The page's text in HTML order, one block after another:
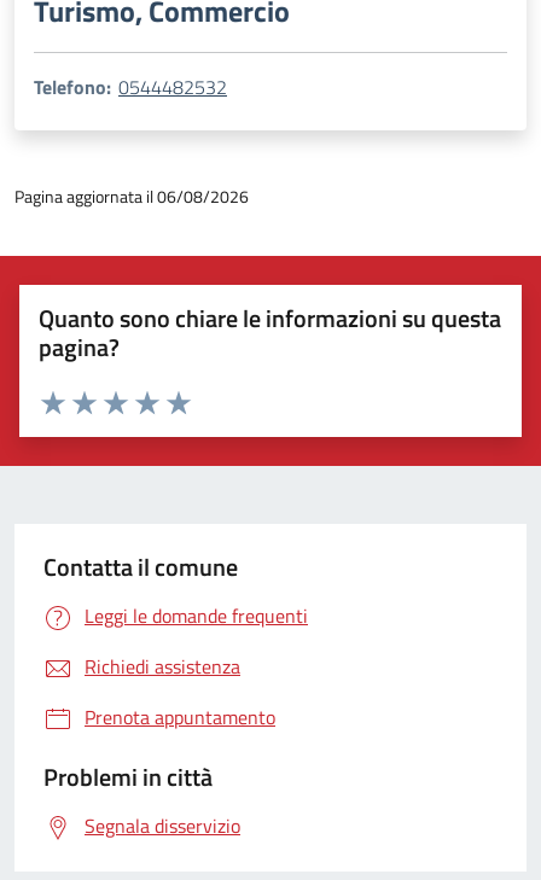
Turismo, Commercio
Telefono: 0544482532
Pagina aggiornata il 06/08/2026
Quanto sono chiare le informazioni su questa
pagina?
Valuta 5 stelle su 5
Valuta 4 stelle su 5
Valuta 3 stelle su 5
Valuta 2 stelle su 5
Valuta 1 stelle su 5
Contatta il comune
Leggi le domande frequenti
Richiedi assistenza
Prenota appuntamento
Problemi in città
Segnala disservizio